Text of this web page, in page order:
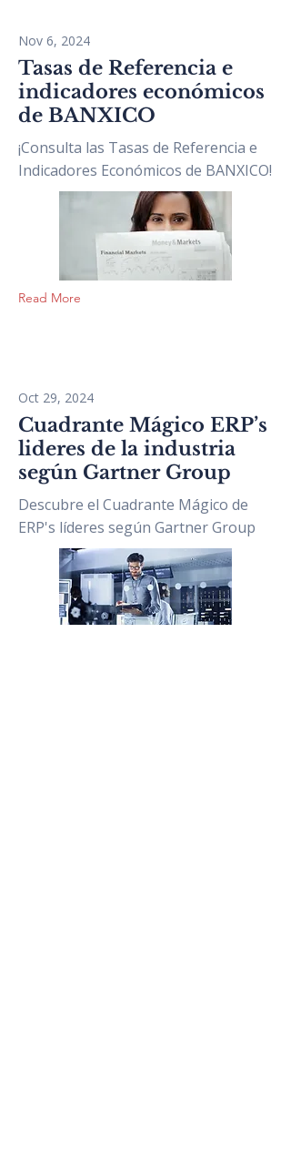
Nov 6, 2024
Tasas de Referencia e
indicadores económicos
de BANXICO
¡Consulta las Tasas de Referencia e
Indicadores Económicos de BANXICO!
Read More
Oct 29, 2024
Cuadrante Mágico ERP’s
lideres de la industria
según Gartner Group
Descubre el Cuadrante Mágico de
ERP's líderes según Gartner Group